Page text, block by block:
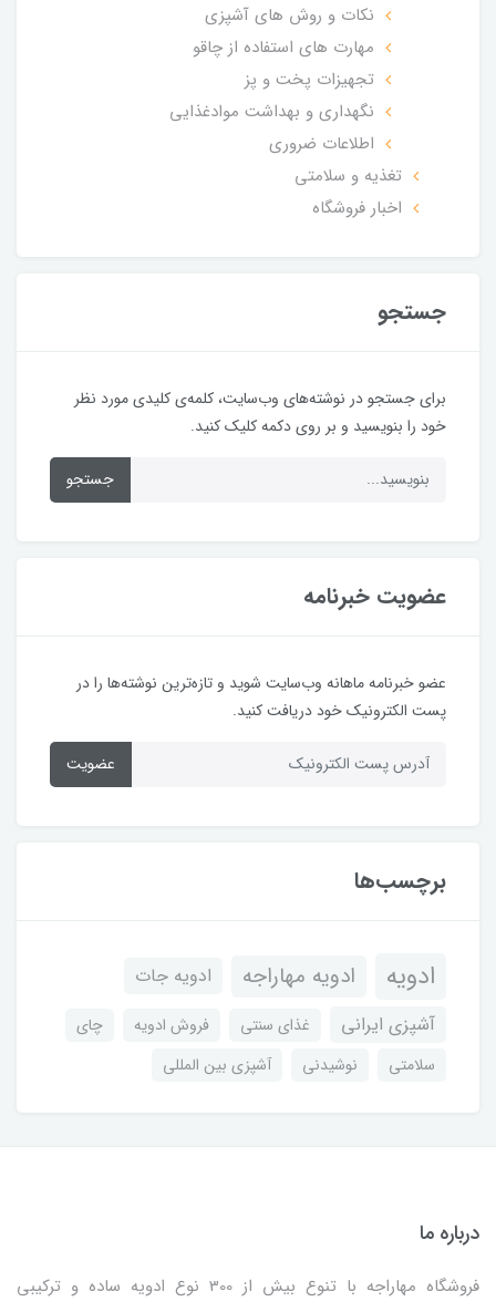
نکات و روش های آشپزی
مهارت های استفاده از چاقو
تجهیزات پخت و پز
نگهداری و بهداشت موادغذایی
اطلاعات ضروری
تغذیه و سلامتی
اخبار فروشگاه
جستجو
برای جستجو در نوشته‌های وب‌سایت، کلمه‌ی کلیدی مورد نظر
خود را بنویسید و بر روی دکمه کلیک کنید.
جستجو
عضویت خبرنامه
عضو خبرنامه ماهانه وب‌سایت شوید و تازه‌ترین نوشته‌ها را در
پست الکترونیک خود دریافت کنید.
عضویت
برچسب‌ها
ادویه ادویه مهاراجه
ادویه جات
آشپزی ایرانی
غذای سنتی فروش ادویه
چای
سلامتی
نوشیدنی آشپزی بین المللی
درباره ما
فروشگاه مهاراجه با تنوع بیش از 300 نوع ادویه ساده و ترکیبی